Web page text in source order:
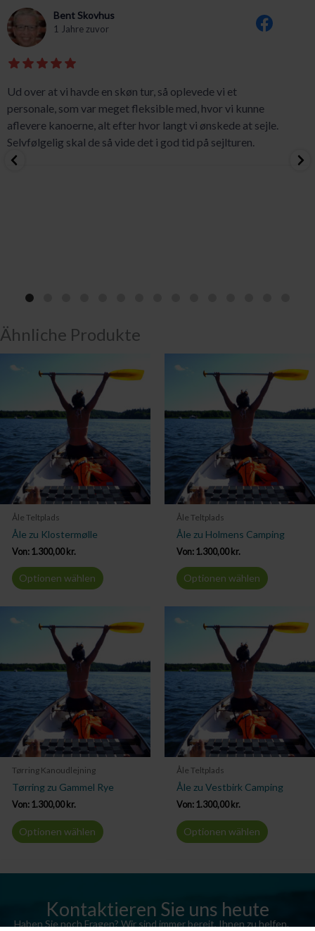
Bent Skovhus
1 Jahre zuvor
Ud over at vi havde en skøn tur, så oplevede vi et
personale, som var meget fleksible med, hvor vi kunne
aflevere kanoerne, alt efter hvor langt vi ønskede at sejle.
Selvfølgelig skal de så vide det i god tid på sejlturen.
Ähnliche Produkte
Åle Teltplads
Åle zu Klostermølle
Von: 1.300,00 kr.
Optionen wählen
Åle Teltplads
Åle zu Holmens Camping
Von: 1.300,00 kr.
Optionen wählen
Tørring Kanoudlejning
Tørring zu Gammel Rye
Von: 1.300,00 kr.
Optionen wählen
Åle Teltplads
Åle zu Vestbirk Camping
Von: 1.300,00 kr.
Optionen wählen
Kontaktieren Sie uns heute
Haben Sie noch Fragen? Wir sind immer bereit, Ihnen zu helfen.